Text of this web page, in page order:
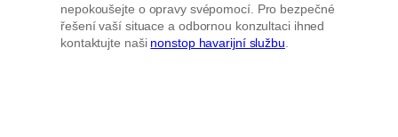
nepokoušejte o opravy svépomocí. Pro bezpečné
řešení vaší situace a odbornou konzultaci ihned
kontaktujte naši nonstop havarijní službu